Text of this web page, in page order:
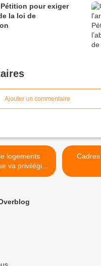
pour exiger
la loi de
Ajouter un commentaire
va privilégier
Montigny